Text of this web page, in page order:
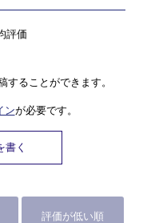
評価
することができます。
ンが必要です。
書く
評価が低い順